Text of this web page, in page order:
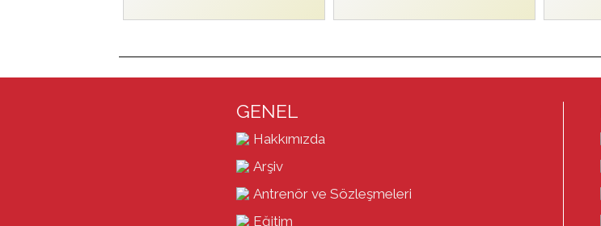
GENEL
Hakkımızda
Arşiv
Antrenör ve Sözleşmeleri
Eğitim